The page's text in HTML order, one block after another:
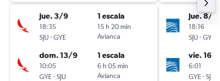
jue. 3/9
18:35
SJU-GYE
1 escala
15 h 20 min
Avianca
dom. 13/9
10:05
GYE-SJU
1 escala
6 h 05 min
Avianca
jue. 8/
18:16
SJU-GYE
vie. 16/
6:01
GYE-SJU